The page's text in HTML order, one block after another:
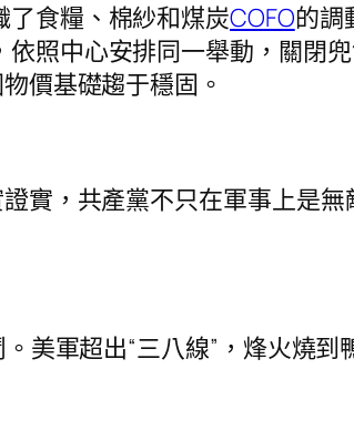
食糧、棉紗和煤炭COFO的調
照中心安排同一舉動，關閉
價基礎趨于穩固。
，共產黨不只在軍事上是無
軍超出“三八線”，烽火燒到